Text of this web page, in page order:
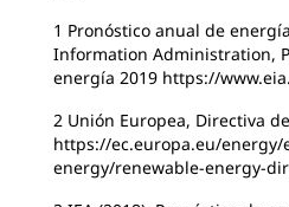
1 Pronóstico anual de
Information Administration,
energía 2019 https://
2 Unión Europea, Directiva
https://ec.europa.eu/
energy/renewable-energy-